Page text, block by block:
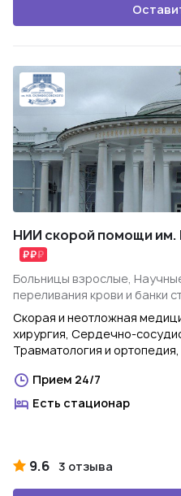
НИИ скорой помощи им.
Больницы взрослые,
переливания крови и банки
Скорая и неотложная
хирургия, Сердечно-
Травматология и
Прием 24/7
Есть стационар
9.6 3 отзыва